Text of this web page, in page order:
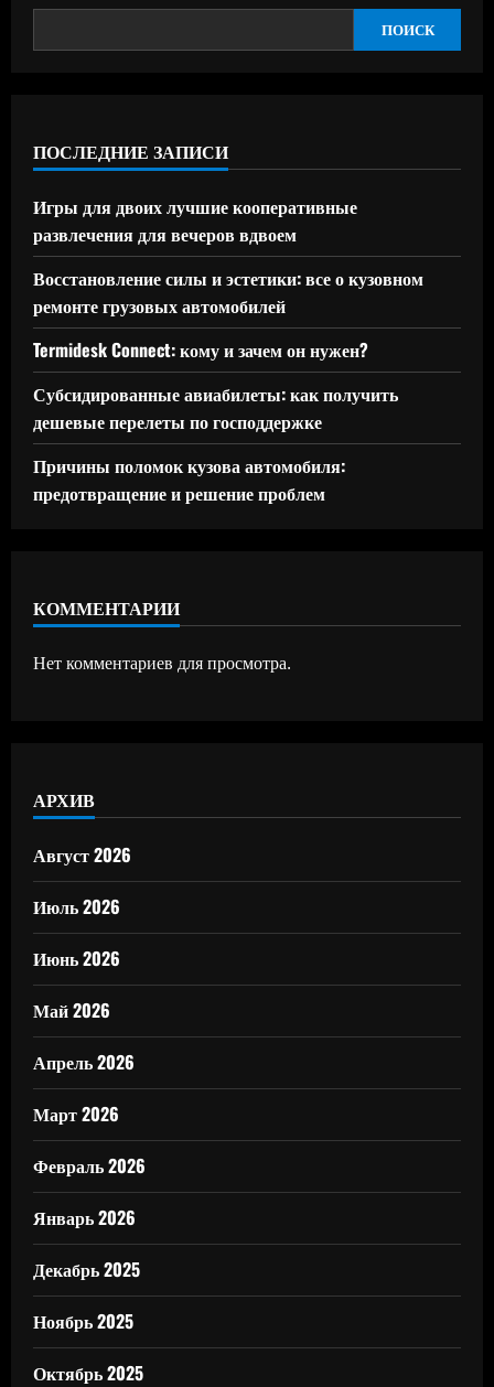
ПОИСК
ПОСЛЕДНИЕ ЗАПИСИ
Игры для двоих лучшие кооперативные
развлечения для вечеров вдвоем
Восстановление силы и эстетики: все о кузовном
ремонте грузовых автомобилей
Termidesk Connect: кому и зачем он нужен?
Субсидированные авиабилеты: как получить
дешевые перелеты по господдержке
Причины поломок кузова автомобиля:
предотвращение и решение проблем
КОММЕНТАРИИ
Нет комментариев для просмотра.
АРХИВ
Август 2026
Июль 2026
Июнь 2026
Май 2026
Апрель 2026
Март 2026
Февраль 2026
Январь 2026
Декабрь 2025
Ноябрь 2025
Октябрь 2025